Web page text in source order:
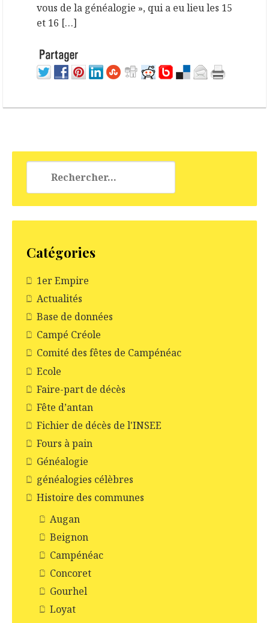
vous de la généalogie », qui a eu lieu les 15
et 16 […]
Catégories
1er Empire
Actualités
Base de données
Campé Créole
Comité des fêtes de Campénéac
Ecole
Faire-part de décès
Fête d’antan
Fichier de décès de l'INSEE
Fours à pain
Généalogie
généalogies célèbres
Histoire des communes
Augan
Beignon
Campénéac
Concoret
Gourhel
Loyat